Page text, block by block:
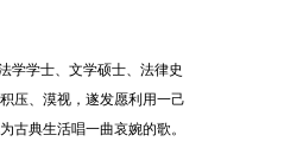
学学士、文学硕士、法律史
压、漠视，遂发愿利用一己
古典生活唱一曲哀婉的歌。